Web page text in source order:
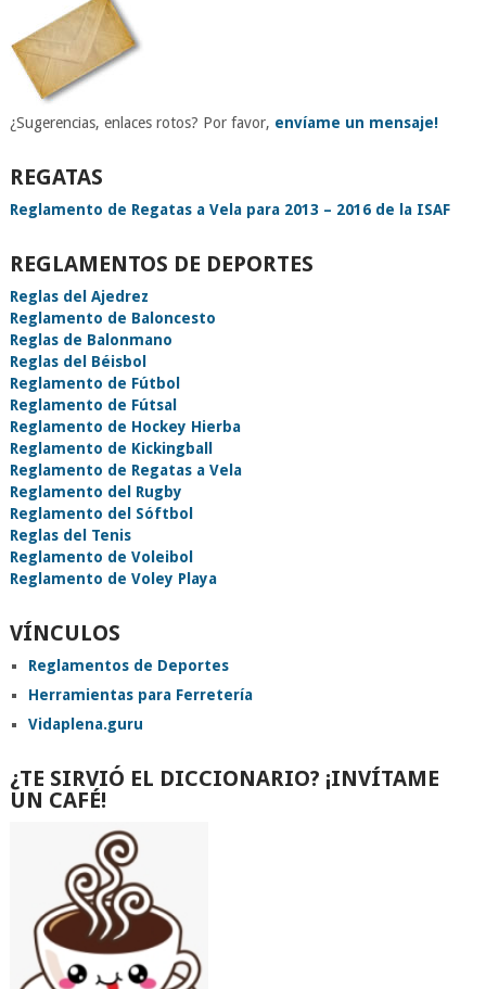
¿Sugerencias, enlaces rotos? Por favor, envíame un mensaje!
REGATAS
Reglamento de Regatas a Vela para 2013 – 2016 de la ISAF
REGLAMENTOS DE DEPORTES
Reglas del Ajedrez
Reglamento de Baloncesto
Reglas de Balonmano
Reglas del Béisbol
Reglamento de Fútbol
Reglamento de Fútsal
Reglamento de Hockey Hierba
Reglamento de Kickingball
Reglamento de Regatas a Vela
Reglamento del Rugby
Reglamento del Sóftbol
Reglas del Tenis
Reglamento de Voleibol
Reglamento de Voley Playa
VÍNCULOS
Reglamentos de Deportes
Herramientas para Ferretería
Vidaplena.guru
¿TE SIRVIÓ EL DICCIONARIO? ¡INVÍTAME
UN CAFÉ!